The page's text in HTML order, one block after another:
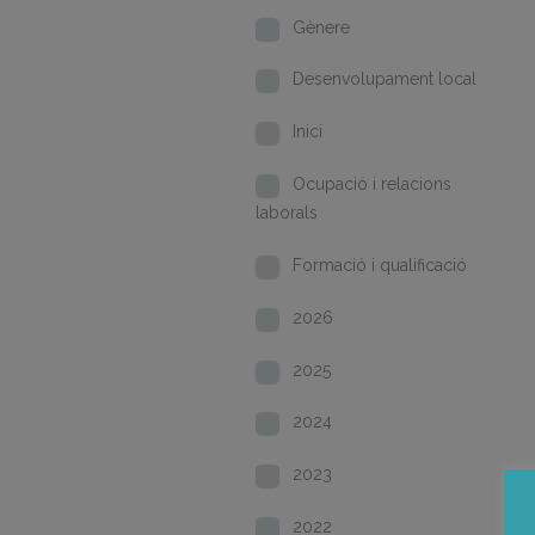
Gènere
Desenvolupament local
Inici
Ocupació i relacions
laborals
Formació i qualificació
2026
2025
2024
2023
2022